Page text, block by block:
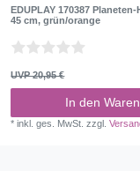
EDUPLAY 170387
45 cm, grün/orange
UVP 20,95 €
In den
*inkl. ges. MwSt. zzgl.